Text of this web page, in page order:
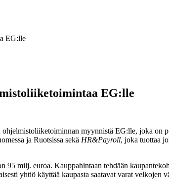
EG:lle
EG:lle
myynnistä EG:lle, joka
ja Ruotsissa sekä HR&Payroll, joka tuottaa
milj. euroa. Kauppahintaan tehdään
yhtiö käyttää kaupasta saatavat varat velkojen